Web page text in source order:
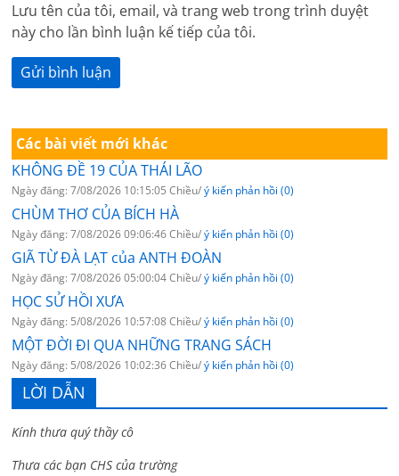
Lưu tên của tôi, email, và trang web trong trình duyệt
này cho lần bình luận kế tiếp của tôi.
Các bài viết mới khác
KHÔNG ĐỀ 19 CỦA THÁI LÃO
Ngày đăng: 7/08/2026 10:15:05 Chiều/ý kiến phản hồi (0)
CHÙM THƠ CỦA BÍCH HÀ
Ngày đăng: 7/08/2026 09:06:46 Chiều/ý kiến phản hồi (0)
GIÃ TỪ ĐÀ LẠT của ANTH ĐOÀN
Ngày đăng: 7/08/2026 05:00:04 Chiều/ý kiến phản hồi (0)
HỌC SỬ HỒI XƯA
Ngày đăng: 5/08/2026 10:57:08 Chiều/ý kiến phản hồi (0)
MỘT ĐỜI ĐI QUA NHỮNG TRANG SÁCH
Ngày đăng: 5/08/2026 10:02:36 Chiều/ý kiến phản hồi (0)
LỜI DẪN
Kính thưa quý thầy cô
Thưa các bạn CHS của trường